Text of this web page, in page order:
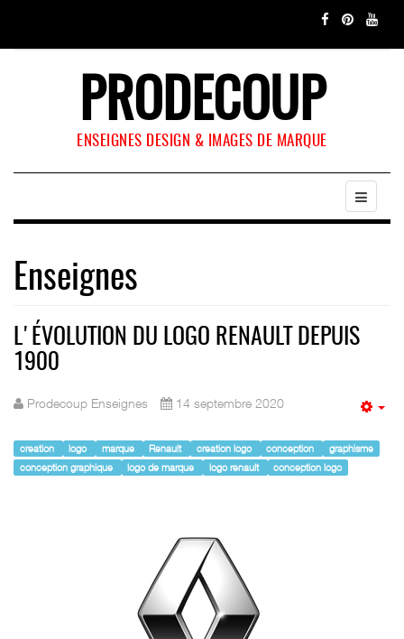
PRODECOUP
ENSEIGNES DESIGN & IMAGES DE MARQUE
Enseignes
L'ÉVOLUTION DU LOGO RENAULT DEPUIS
1900
Prodecoup Enseignes 14 septembre 2020
creation logo marque Renault creation logo conception
graphisme
conception graphique
logo de marque logo renault conception logo